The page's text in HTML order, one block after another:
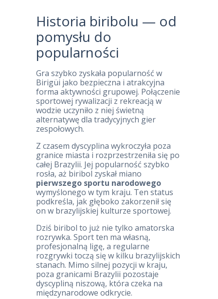
Historia biribolu — od
pomysłu do
popularności
Gra szybko zyskała popularność w
Birigüi jako bezpieczna i atrakcyjna
forma aktywności grupowej. Połączenie
sportowej rywalizacji z rekreacją w
wodzie uczyniło z niej świetną
alternatywę dla tradycyjnych gier
zespołowych.
Z czasem dyscyplina wykroczyła poza
granice miasta i rozprzestrzeniła się po
całej Brazylii. Jej popularność szybko
rosła, aż biribol zyskał miano
pierwszego sportu narodowego
wymyślonego w tym kraju. Ten status
podkreśla, jak głęboko zakorzenił się
on w brazylijskiej kulturze sportowej.
Dziś biribol to już nie tylko amatorska
rozrywka. Sport ten ma własną,
profesjonalną ligę, a regularne
rozgrywki toczą się w kilku brazylijskich
stanach. Mimo silnej pozycji w kraju,
poza granicami Brazylii pozostaje
dyscypliną niszową, która czeka na
międzynarodowe odkrycie.